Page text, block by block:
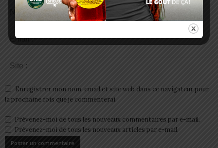
Enregistrer mon nom, email et site web dans ce navigateur pour
la prochaine fois que je commenterai.
Prévenez-moi de tous les nouveaux commentaires par e-mail.
Prévenez-moi de tous les nouveaux articles par e-mail.